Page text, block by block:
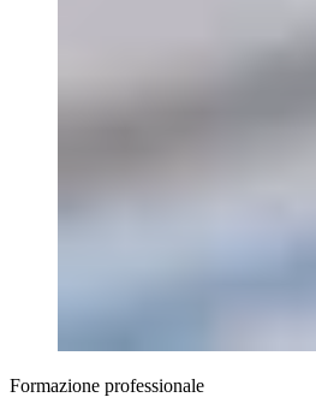
Formazione professionale